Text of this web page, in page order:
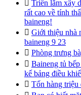
Triển lãm xây
rất cao về tính
baineng!
 Giới thiệu nhà
baineng 9 23
 Phòng trưng
 Baineng tủ
kế bảng điều
 Tốn hàng triệu